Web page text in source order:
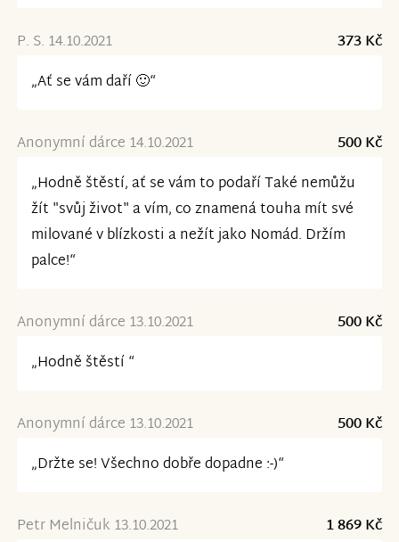
P. S. 14.10.2021
373 Kč
„Ať se vám daří 🙂“
Anonymní dárce 14.10.2021
500 Kč
„Hodně štěstí, ať se vám to podaří Také nemůžu
žít "svůj život" a vím, co znamená touha mít své
milované v blízkosti a nežít jako Nomád. Držím
palce!“
Anonymní dárce 13.10.2021
500 Kč
„Hodně štěstí “
Anonymní dárce 13.10.2021
500 Kč
„Držte se! Všechno dobře dopadne :-)“
Petr Melničuk 13.10.2021
1 869 Kč